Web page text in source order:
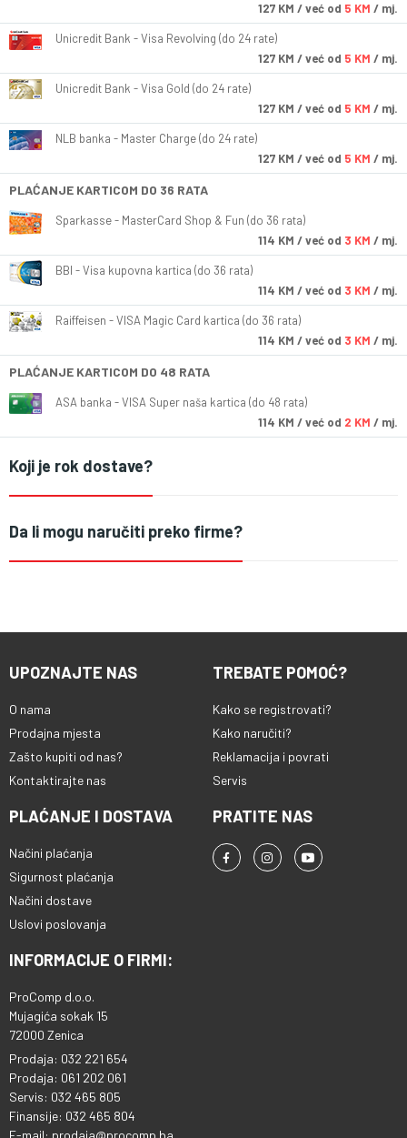
127 KM / već od 5 KM / mj.
Unicredit Bank - Visa Revolving (do 24 rate)
127 KM / već od 5 KM / mj.
Unicredit Bank - Visa Gold (do 24 rate)
127 KM / već od 5 KM / mj.
NLB banka - Master Charge (do 24 rate)
127 KM / već od 5 KM / mj.
PLAĆANJE KARTICOM DO 36 RATA
Sparkasse - MasterCard Shop & Fun (do 36 rata)
114 KM / već od 3 KM / mj.
BBI - Visa kupovna kartica (do 36 rata)
114 KM / već od 3 KM / mj.
Raiffeisen - VISA Magic Card kartica (do 36 rata)
114 KM / već od 3 KM / mj.
PLAĆANJE KARTICOM DO 48 RATA
ASA banka - VISA Super naša kartica (do 48 rata)
114 KM / već od 2 KM / mj.
Koji je rok dostave?
Da li mogu naručiti preko firme?
UPOZNAJTE NAS
O nama
Prodajna mjesta
Zašto kupiti od nas?
Kontaktirajte nas
TREBATE POMOĆ?
Kako se registrovati?
Kako naručiti?
Reklamacija i povrati
Servis
PLAĆANJE I DOSTAVA
Načini plaćanja
Sigurnost plaćanja
Načini dostave
Uslovi poslovanja
PRATITE NAS
INFORMACIJE O FIRMI:
ProComp d.o.o.
Mujagića sokak 15
72000 Zenica
Prodaja: 032 221 654
Prodaja: 061 202 061
Servis: 032 465 805
Finansije: 032 465 804